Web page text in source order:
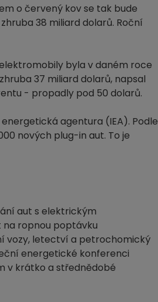
o červený kov se tak bude
38 miliard dolarů. Roční
byla v daném roce
37 miliard dolarů, napsal
- propadly pod 50 dolarů.
agentura (IEA). Podle
nových plug-in aut. To je
aut s elektrickým
na ropnou poptávku
vozy, letectví a petrochomický
energetické konferenci
v krátko a střednědobé